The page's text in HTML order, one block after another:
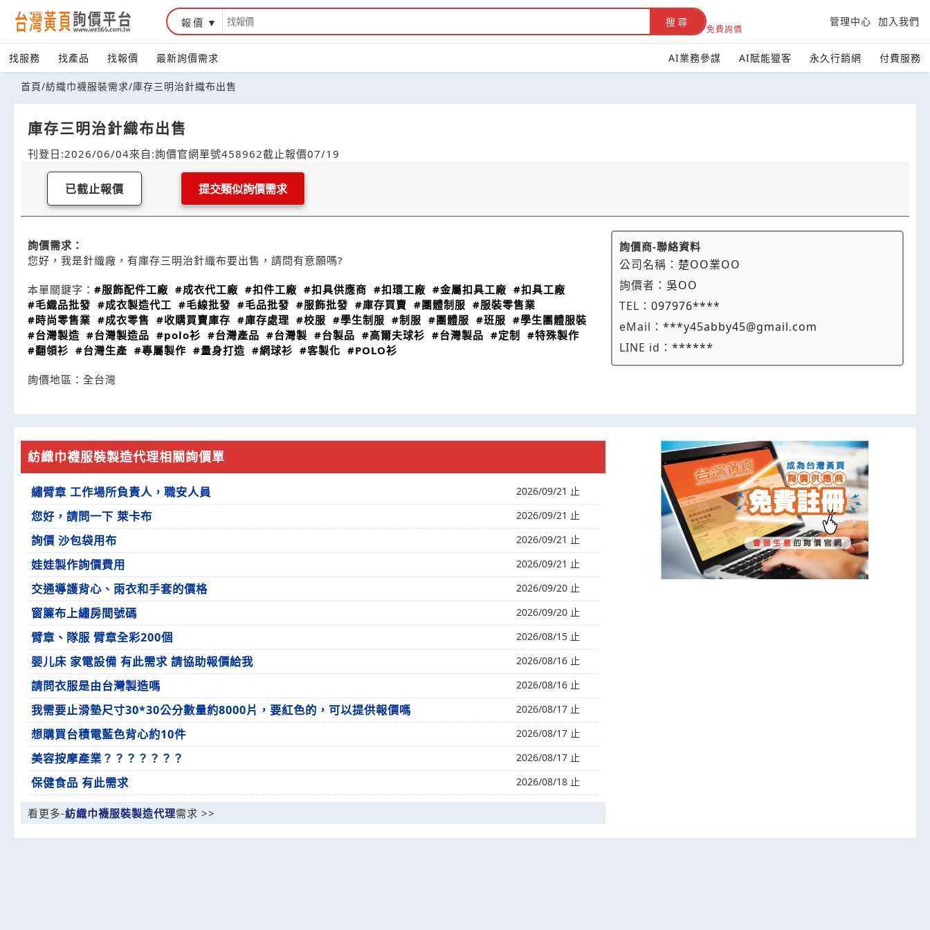
報價 搜尋
免費詢價
管理中心 加入我們
找服務 找產品 找報價 最新詢價需求 AI業務參謀 AI賦能獵客 永久行銷網 付費服務
首頁/紡織巾襪服裝需求/庫存三明治針織布出售
庫存三明治針織布出售
刊登日:2026/06/04來自:詢價官網單號458962截止報價07/19
已截止報價 提交類似詢價需求
詢價需求：
您好，我是針織廠，有庫存三明治針織布要出售，請問有意願嗎?
本單關鍵字： #服飾配件工廠 #成衣代工廠 #扣件工廠 #扣具供應商 #扣環工廠 #金屬扣具工廠 #扣具工廠
#毛織品批發 #成衣製造代工 #毛線批發 #毛品批發 #服飾批發 #庫存買賣 #團體制服 #服裝零售業
#時尚零售業 #成衣零售 #收購買賣庫存 #庫存處理 #校服 #學生制服 #制服 #團體服 #班服 #學生團體服裝
#台灣製造 #台灣製造品 #polo衫 #台灣產品 #台灣製 #台製品 #高爾夫球衫 #台灣製品 #定制
#特殊製作
#翻領衫 #台灣生產 #專屬製作 #量身打造 #網球衫 #客製化 #POLO衫
詢價地區： 全台灣
詢價商-聯絡資料
公司名稱： 楚OO業OO
詢價者： 吳OO
TEL：097976****
eMail：***y45abby45@gmail.com
LINE id：******
紡織巾襪服裝製造代理相關詢價單
繡臂章 工作場所負責人，職安人員 2026/09/21 止
您好，請問一下 萊卡布 2026/09/21 止
詢價 沙包袋用布 2026/09/21 止
娃娃製作詢價費用 2026/09/21 止
交通導護背心、雨衣和手套的價格 2026/09/20 止
窗簾布上繡房間號碼 2026/09/20 止
臂章、隊服 臂章全彩200個 2026/08/15 止
婴儿床 家電設備 有此需求 請協助報價給我 2026/08/16 止
請問衣服是由台灣製造嗎 2026/08/16 止
我需要止滑墊尺寸30*30公分數量約8000片，要紅色的，可以提供報價嗎 2026/08/17 止
想購買台積電藍色背心約10件 2026/08/17 止
美容按摩產業？？？？？？？ 2026/08/17 止
保健食品 有此需求 2026/08/18 止
看更多-紡織巾襪服裝製造代理需求 >>